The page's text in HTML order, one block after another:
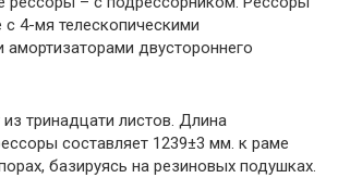
4-мя телескопическими
амортизаторами двустороннего
тринадцати листов. Длина
составляет 1239±3 мм. к раме
базируясь на резиновых подушках.